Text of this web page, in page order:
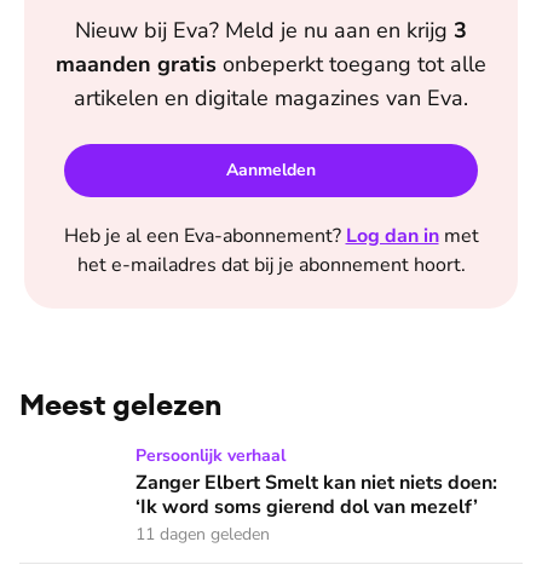
Nieuw bij Eva? Meld je nu aan en krijg 3
maanden gratis onbeperkt toegang tot alle
artikelen en digitale magazines van Eva.
Aanmelden
Heb je al een Eva-abonnement? Log dan in met
het e-mailadres dat bij je abonnement hoort.
Meest gelezen
Zanger Elbert Smelt kan niet niets doen: ‘Ik word soms
Persoonlijk verhaal
Zanger Elbert Smelt kan niet niets doen:
‘Ik word soms gierend dol van mezelf’
11 dagen geleden